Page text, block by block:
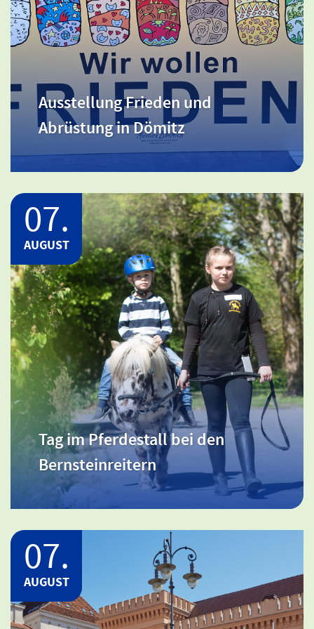
Ort: Meckl. Schwerin / Beginn: 09:00 -
18:00 Uhr
Ausstellung Frieden und Abrüstung
Ausstellung Frieden und
Abrüstung in Dömitz
Ort: Meckl. Schwerin / Beginn: 10:00 -
15:00 Uhr
Tag im Pferdestall bei den
Bernsteinreitern
07.
AUGUST
Tag im Pferdestall bei den
Bernsteinreitern
07.
AUGUST